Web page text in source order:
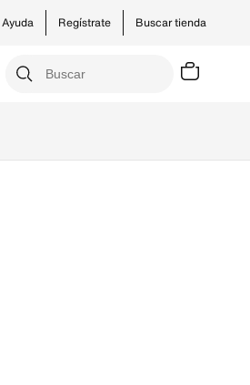
Buscar tienda
Ayuda Regístrate